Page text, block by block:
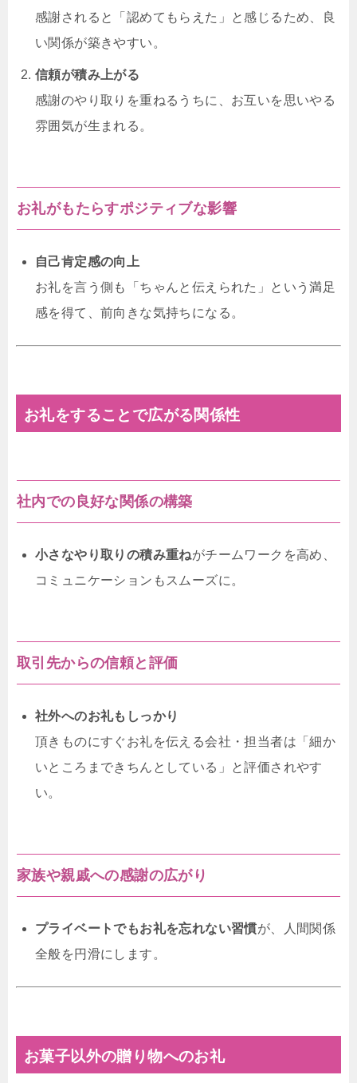
感謝されると「認めてもらえた」と感じるため、良
い関係が築きやすい。
信頼が積み上がる
感謝のやり取りを重ねるうちに、お互いを思いやる
雰囲気が生まれる。
お礼がもたらすポジティブな影響
自己肯定感の向上
お礼を言う側も「ちゃんと伝えられた」という満足
感を得て、前向きな気持ちになる。
お礼をすることで広がる関係性
社内での良好な関係の構築
小さなやり取りの積み重ねがチームワークを高め、
コミュニケーションもスムーズに。
取引先からの信頼と評価
社外へのお礼もしっかり
頂きものにすぐお礼を伝える会社・担当者は「細か
いところまできちんとしている」と評価されやす
い。
家族や親戚への感謝の広がり
プライベートでもお礼を忘れない習慣が、人間関係
全般を円滑にします。
お菓子以外の贈り物へのお礼